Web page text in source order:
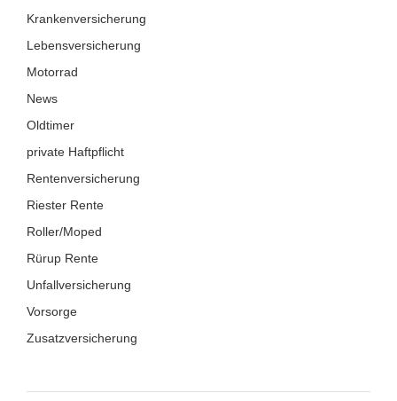
Krankenversicherung
Lebensversicherung
Motorrad
News
Oldtimer
private Haftpflicht
Rentenversicherung
Riester Rente
Roller/Moped
Rürup Rente
Unfallversicherung
Vorsorge
Zusatzversicherung